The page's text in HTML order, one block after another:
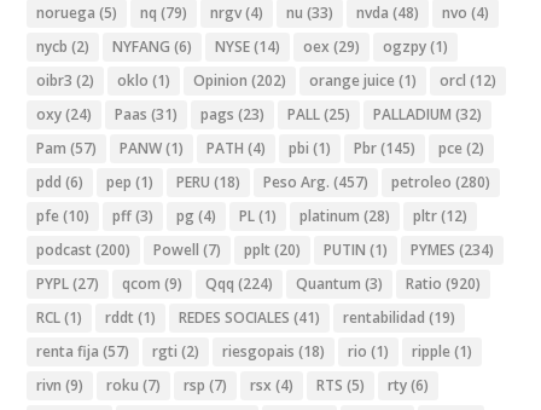
noruega (5) nq (79) nrgv(4) nu (33) nvda (48) nvo (4)
nycb (2) NYFANG (6) NYSE(14) oex (29) ogzpy(1)
oibr3 (2) oklo (1) Opinion (202) orange juice (1) orcl (12)
oxy(24) Paas (31) pags (23) PALL(25) PALLADIUM (32)
Pam (57) PANW(1) PATH (4) pbi (1) Pbr(145) pce (2)
pdd (6) pep (1) PERU (18) Peso Arg. (457) petroleo (280)
pfe (10) pff(3) pg (4) PL(1) platinum (28) pltr(12)
podcast (200) Powell (7) pplt (20) PUTIN (1) PYMES (234)
PYPL(27) qcom (9) Qqq (224) Quantum (3) Ratio (920)
RCL(1) rddt (1) REDES SOCIALES (41) rentabilidad (19)
renta fija (57) rgti (2) riesgopais (18) rio (1) ripple (1)
rivn (9) roku (7) rsp (7) rsx (4) RTS (5) rty(6)